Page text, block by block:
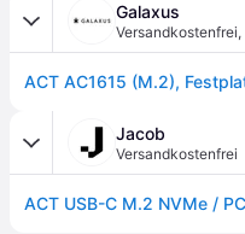
Galaxus
Versandkostenfrei,
Jacob
Versandkostenfrei